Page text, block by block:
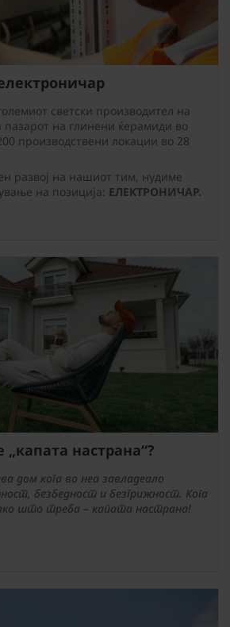
светски производител на
пазарот на глинени ќерамиди во
производствени локации во 28
развој на нашиот тим, нудиме
на позиција: ЕЛЕКТРОНИЧАР.
настрана“?
дом кога во неа завладеало
безбедност и безгрижност. Кога
што треба – капата настрана!